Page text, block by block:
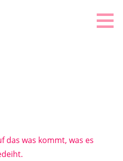
das was kommt, was es